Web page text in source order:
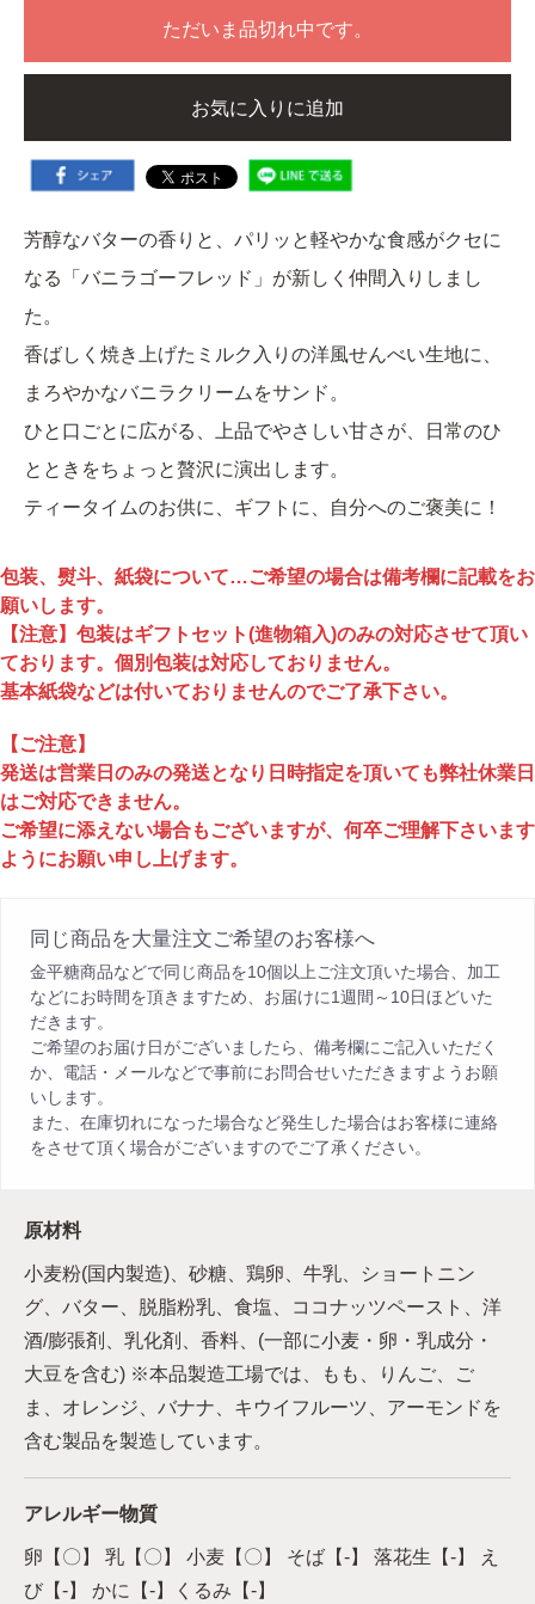
ただいま品切れ中です。
お気に入りに追加
芳醇なバターの香りと、パリッと軽やかな食感がクセに
なる「バニラゴーフレッド」が新しく仲間入りしまし
た。
香ばしく焼き上げたミルク入りの洋風せんべい生地に、
まろやかなバニラクリームをサンド。
ひと口ごとに広がる、上品でやさしい甘さが、日常のひ
とときをちょっと贅沢に演出します。
ティータイムのお供に、ギフトに、自分へのご褒美に！
包装、熨斗、紙袋について…ご希望の場合は備考欄に記載をお
願いします。
【注意】包装はギフトセット(進物箱入)のみの対応させて頂い
ております。個別包装は対応しておりません。
基本紙袋などは付いておりませんのでご了承下さい。
【ご注意】
発送は営業日のみの発送となり日時指定を頂いても弊社休業日
はご対応できません。
ご希望に添えない場合もございますが、何卒ご理解下さいます
ようにお願い申し上げます。
同じ商品を大量注文ご希望のお客様へ
金平糖商品などで同じ商品を10個以上ご注文頂いた場合、加工
などにお時間を頂きますため、お届けに1週間～10日ほどいた
だきます。
ご希望のお届け日がございましたら、備考欄にご記入いただく
か、電話・メールなどで事前にお問合せいただきますようお願
いします。
また、在庫切れになった場合など発生した場合はお客様に連絡
をさせて頂く場合がございますのでご了承ください。
原材料
小麦粉(国内製造)、砂糖、鶏卵、牛乳、ショートニン
グ、バター、脱脂粉乳、食塩、ココナッツペースト、洋
酒/膨張剤、乳化剤、香料、(一部に小麦・卵・乳成分・
大豆を含む) ※本品製造工場では、もも、りんご、ご
ま、オレンジ、バナナ、キウイフルーツ、アーモンドを
含む製品を製造しています。
アレルギー物質
卵【〇】 乳【〇】 小麦【〇】 そば【-】 落花生【-】 え
び【-】 かに【-】くるみ【-】